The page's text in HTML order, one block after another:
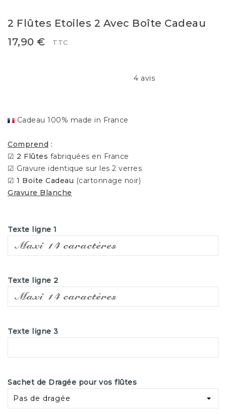
2 Flûtes Etoiles 2 Avec Boîte Cadeau
17,90 €
TTC
4 avis
Cadeau 100% made in France
Comprend :
☑ 2 Flûtes fabriquées en France
☑ Gravure identique sur les 2 verres
☑ 1 Boite Cadeau (cartonnage noir)
Gravure Blanche
Texte ligne 1
Texte ligne 2
Texte ligne 3
Sachet de Dragée pour vos flûtes